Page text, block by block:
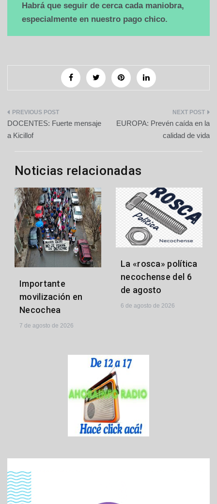
Habrá que seguir de cerca cada maniobra,
especialmente en nuestro pago chico.
Navegación
de
entradas
DOCENTES: Fuerte mensaje
a Kicillof
EUROPA: Prevén caída en la
calidad de vida
Noticias relacionadas
Importante
movilización en
Necochea
7 de agosto de 2026
La «rosca» política
necochense del 6
de agosto
6 de agosto de 2026